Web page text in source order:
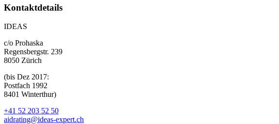
Kontaktdetails
IDEAS
c/o Prohaska
Regensbergstr. 239
8050 Zürich
(bis Dez 2017:
Postfach 1992
8401 Winterthur)
+41 52 203 52 50
aidrating@ideas-expert.ch